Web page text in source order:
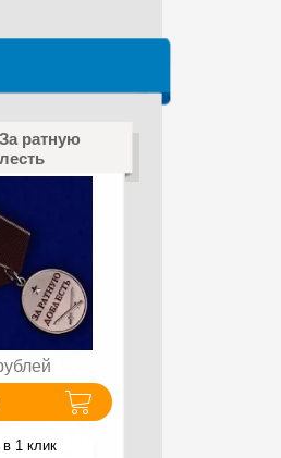
ратную
в 1 клик